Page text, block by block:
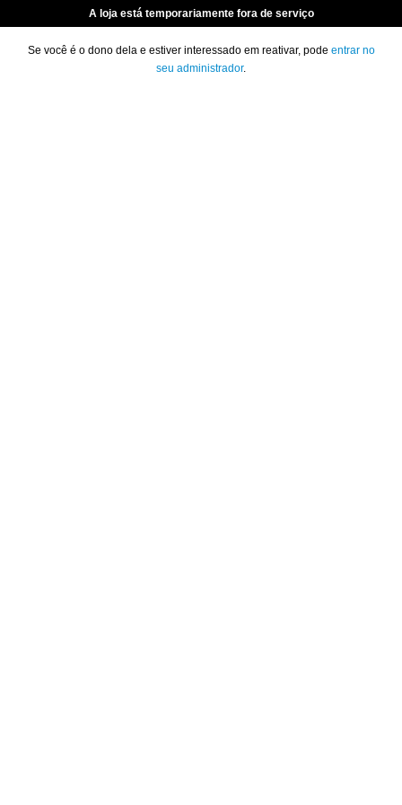
A loja está temporariamente fora de serviço
Se você é o dono dela e estiver interessado em reativar, pode entrar no
seu administrador.